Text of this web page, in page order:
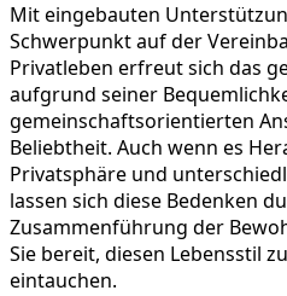
Mit eingebauten
Schwerpunkt auf der
Privatleben erfreut sich das
aufgrund seiner
gemeinschaftsorientierten
Beliebtheit. Auch wenn es
Privatsphäre und
lassen sich diese Bedenken
Zusammenführung der
Sie bereit, diesen Lebensstil
eintauchen.